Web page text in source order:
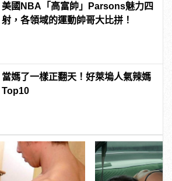
美國NBA「高富帥」Parsons魅力四
射，各領域的運動帥哥大比拼！
當媽了一樣正翻天！好萊塢人氣辣媽
Top10